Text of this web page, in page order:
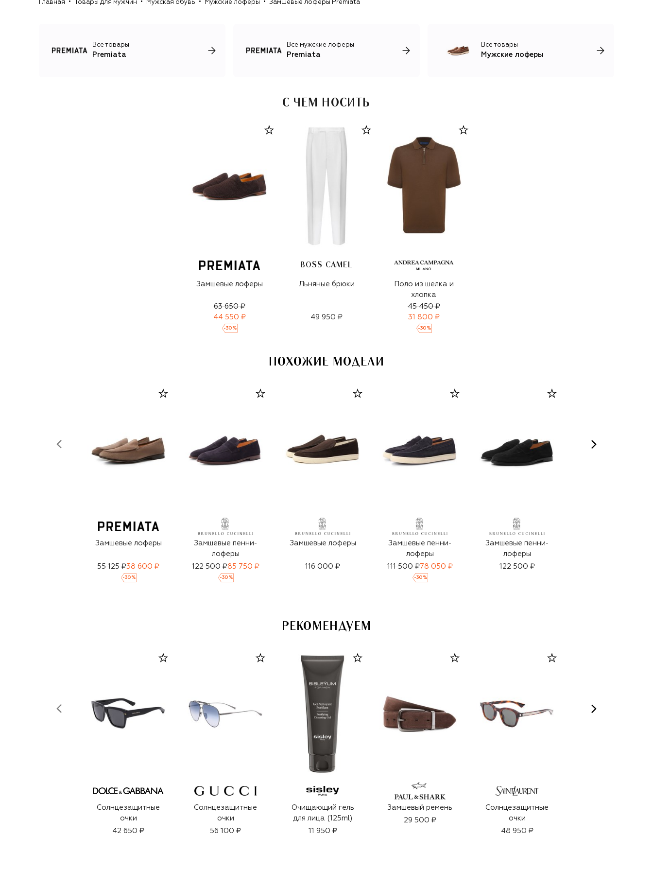
Главная Товары для мужчин Мужская обувь Мужские лоферы Замшевые лоферы Premiata
Все товары
Premiata
Все мужские лоферы
Premiata
Все товары
Мужские лоферы
С ЧЕМ НОСИТЬ
Замшевые лоферы
63 650 ₽
44 550 ₽
-30 %
BOSS CAMEL
Льняные брюки
49 950 ₽
Поло из шелка и
хлопка
45 450 ₽
31 800 ₽
-30 %
ПОХОЖИЕ МОДЕЛИ
Замшевые лоферы
55 125 ₽38 600 ₽
-30 %
Замшевые пенни-
лоферы
122 500 ₽85 750 ₽
-30 %
Замшевые лоферы
116 000 ₽
Замшевые пенни-
лоферы
111 500 ₽78 050 ₽
-30 %
Замшевые пенни-
лоферы
122 500 ₽
РЕКОМЕНДУЕМ
Солнцезащитные
очки
42 650 ₽
Солнцезащитные
очки
56 100 ₽
Очищающий гель
для лица (125ml)
11 950 ₽
Замшевый ремень
29 500 ₽
Солнцезащитные
очки
48 950 ₽